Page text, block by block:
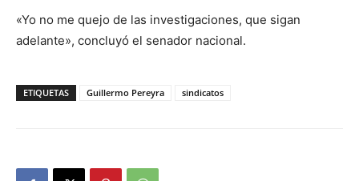
«Yo no me quejo de las investigaciones, que sigan
adelante», concluyó el senador nacional.
ETIQUETAS Guillermo Pereyra sindicatos